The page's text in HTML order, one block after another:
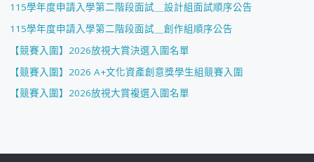
115學年度申請入學第二階段面試＿設計組面試順序公告
115學年度申請入學第二階段面試＿創作組順序公告
【競賽入圍】2026放視大賞決選入圍名單
【競賽入圍】2026 A+文化資產創意獎學生組競賽入圍
【競賽入圍】2026放視大賞複選入圍名單